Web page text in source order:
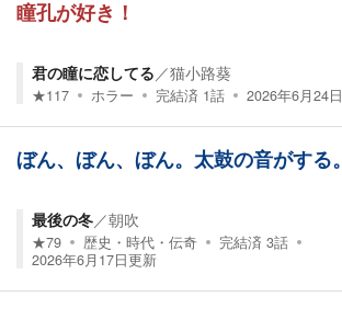
瞳孔が好き！
君の瞳に恋してる／猫小路葵
★117 ホラー 完結済 1話 2026年6月24日
ぼん、ぼん、ぼん。太鼓の音がする。
最後の冬／朝吹
★79 歴史・時代・伝奇 完結済 3話
2026年6月17日更新